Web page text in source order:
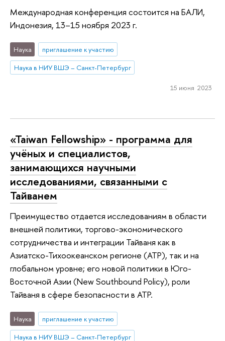
Международная конференция состоится на БАЛИ,
Индонезия, 13–15 ноября 2023 г.
Наука
приглашение к участию
Наука в НИУ ВШЭ – Санкт-Петербург
15 июня 2023
«Taiwan Fellowship» - программа для
учёных и специалистов,
занимающихся научными
исследованиями, связанными с
Тайванем
Преимущество отдается исследованиям в области
внешней политики, торгово-экономического
сотрудничества и интеграции Тайваня как в
Азиатско-Тихоокеанском регионе (АТР), так и на
глобальном уровне; его новой политики в Юго-
Восточной Азии (New Southbound Policy), роли
Тайваня в сфере безопасности в АТР.
Наука
приглашение к участию
Наука в НИУ ВШЭ – Санкт-Петербург